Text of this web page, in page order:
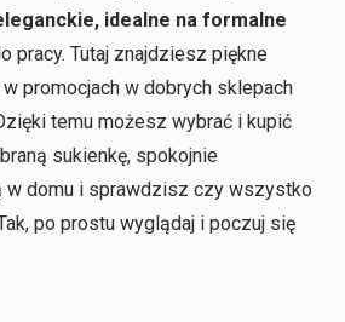
idealne na formalne
pracy. Tutaj znajdziesz piękne
promocjach w dobrych sklepach
temu możesz wybrać i kupić
sukienkę, spokojnie
w domu i sprawdzisz czy wszystko
po prostu wyglądaj i poczuj się